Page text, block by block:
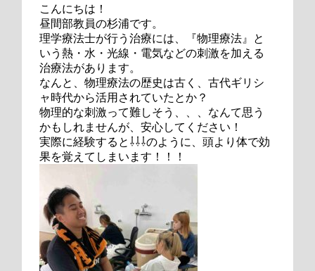
こんにちは！
昼間部教員の杉浦です。
理学療法士が行う治療には、『物理療法』と
いう熱・水・光線・電気などの刺激を加える
治療法があります。
なんと、物理療法の歴史は古く、古代ギリシ
ャ時代から活用されていたとか？
物理的な刺激って難しそう、、、なんて思う
かもしれませんが、安心してください！
実際に経験すると⇩⇩⇩のように、頭より体で効
果を覚えてしまいます！！！